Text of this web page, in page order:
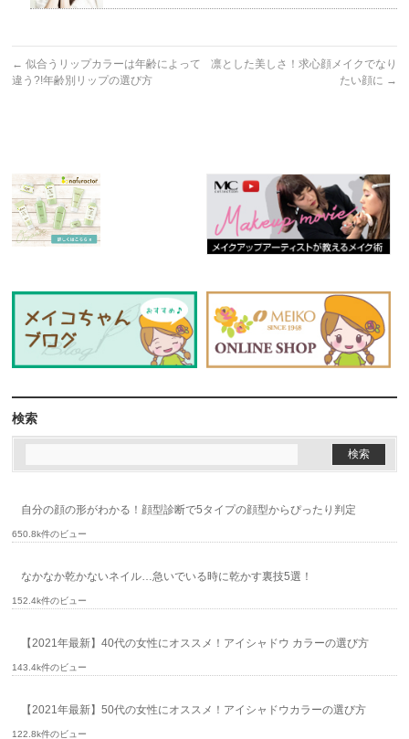
← 似合うリップカラーは年齢によって
違う?!年齢別リップの選び方
凛とした美しさ！求心顔メイクでなり
たい顔に →
検索
自分の顔の形がわかる！顔型診断で5タイプの顔型からぴったり判定
650.8k件のビュー
なかなか乾かないネイル…急いでいる時に乾かす裏技5選！
152.4k件のビュー
【2021年最新】40代の女性にオススメ！アイシャドウ カラーの選び方
143.4k件のビュー
【2021年最新】50代の女性にオススメ！アイシャドウカラーの選び方
122.8k件のビュー